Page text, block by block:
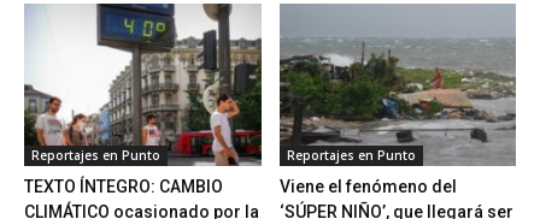
Reportajes en Punto
TEXTO ÍNTEGRO: CAMBIO
CLIMÁTICO ocasionado por la
Reportajes en Punto
Viene el fenómeno del
‘SÚPER NIÑO’, que llegará ser